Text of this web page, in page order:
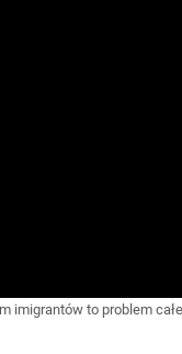
imigrantów to problem